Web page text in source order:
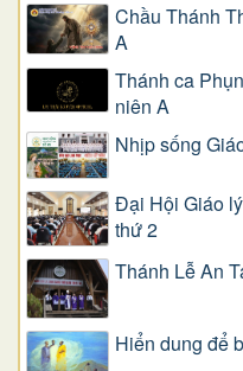
Chầu Thánh
A
Thánh ca
niên A
Nhịp sống
Đại Hội Giáo
thứ 2
Thánh Lễ An
Hiển dung để